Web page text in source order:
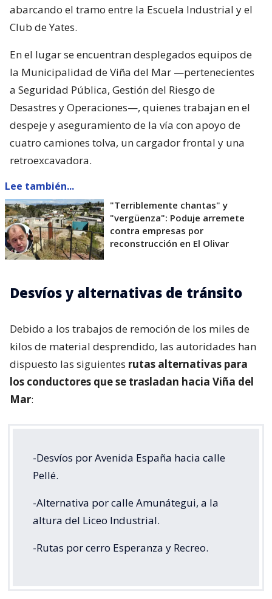
abarcando el tramo entre la Escuela Industrial y el
Club de Yates.
En el lugar se encuentran desplegados equipos de
la Municipalidad de Viña del Mar —pertenecientes
a Seguridad Pública, Gestión del Riesgo de
Desastres y Operaciones—, quienes trabajan en el
despeje y aseguramiento de la vía con apoyo de
cuatro camiones tolva, un cargador frontal y una
retroexcavadora.
Lee también...
"Terriblemente chantas" y
"vergüenza": Poduje arremete
contra empresas por
reconstrucción en El Olivar
Desvíos y alternativas de tránsito
Debido a los trabajos de remoción de los miles de
kilos de material desprendido, las autoridades han
dispuesto las siguientes rutas alternativas para
los conductores que se trasladan hacia Viña del
Mar:
-Desvíos por Avenida España hacia calle
Pellé.
-Alternativa por calle Amunátegui, a la
altura del Liceo Industrial.
-Rutas por cerro Esperanza y Recreo.